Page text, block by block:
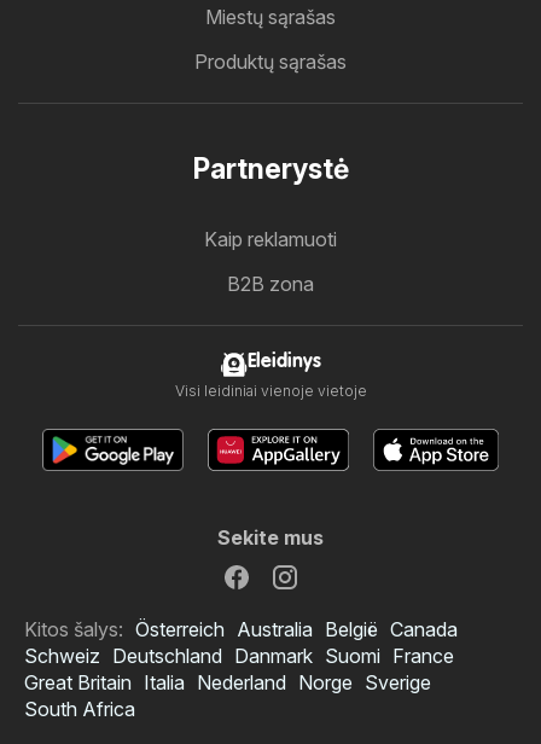
Miestų sąrašas
Produktų sąrašas
Partnerystė
Kaip reklamuoti
B2B zona
Eleidinys
Visi leidiniai vienoje vietoje
Sekite mus
Kitos šalys: Österreich Australia België Canada
Schweiz Deutschland Danmark Suomi France
Great Britain Italia Nederland Norge Sverige
South Africa